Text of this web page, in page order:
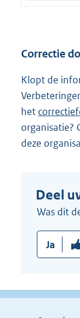
Correctie
Klopt de
het
organisatie?
deze
Deel
Was dit
Ja